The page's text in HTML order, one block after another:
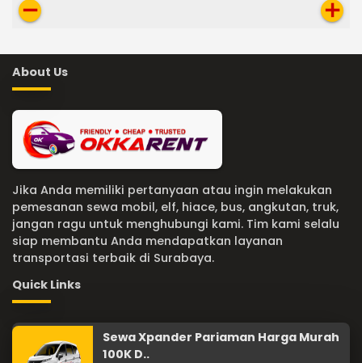
remove add
About Us
Jika Anda memiliki pertanyaan atau ingin melakukan
pemesanan sewa mobil, elf, hiace, bus, angkutan, truk,
jangan ragu untuk menghubungi kami. Tim kami selalu
siap membantu Anda mendapatkan layanan
transportasi terbaik di Surabaya.
Quick Links
Sewa Xpander Pariaman Harga Murah
100K D..